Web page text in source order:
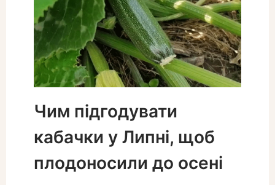
Чим підгодувати
кабачки у Липні, щоб
плодоносили до осені